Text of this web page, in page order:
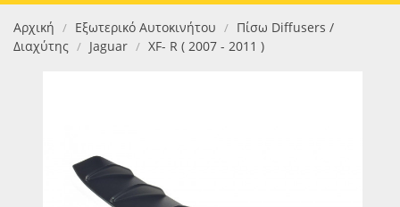
Αρχική / Εξωτερικό Αυτοκινήτου / Πίσω Diffusers /
Διαχύτης / Jaguar / XF- R ( 2007 - 2011 )